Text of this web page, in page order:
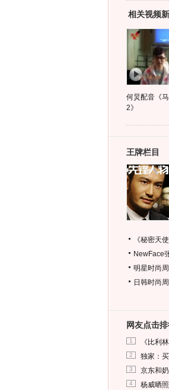
相关视频
何炅配音《
2》
王牌栏目
《秘密天
NewFace
明星时尚
日韩时尚
网友点击
1 《比利
2 独家：
3 京东和
4 杨威晒